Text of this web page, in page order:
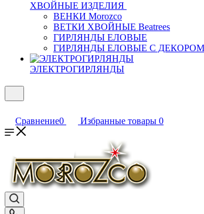
ХВОЙНЫЕ ИЗДЕЛИЯ
ВЕНКИ Morozco
ВЕТКИ ХВОЙНЫЕ Beatrees
ГИРЛЯНДЫ ЕЛОВЫЕ
ГИРЛЯНДЫ ЕЛОВЫЕ С ДЕКОРОМ
ЭЛЕКТРОГИРЛЯНДЫ
Сравнение0 Избранные товары 0